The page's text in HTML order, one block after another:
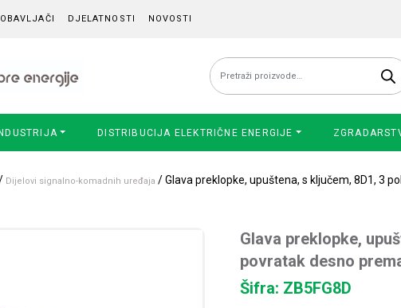
DJELATNOSTI NOVOSTI
Pretraži:
DISTRIBUCIJA ELEKTRIČNE ENERGIJE
Dijelovi signalno-komadnih uređaja / Glava preklopke, upuštena, s ključem, 8D1, 3
Glava preklopke,
povratak desno
Šifra: ZB5FG8D